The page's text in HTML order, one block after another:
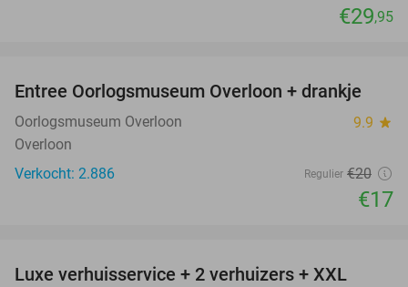
€29,95
15%
Entree Oorlogsmuseum Overloon + drankje
Oorlogsmuseum Overloon 9.9 star
Overloon
Verkocht: 2.886
Regulier €20
€17
Luxe verhuisservice + 2 verhuizers + XXL